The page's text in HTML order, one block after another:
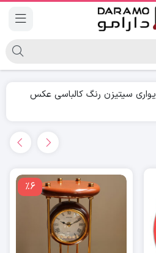
سیتیزن رنگ کالباسی عکس
٪6